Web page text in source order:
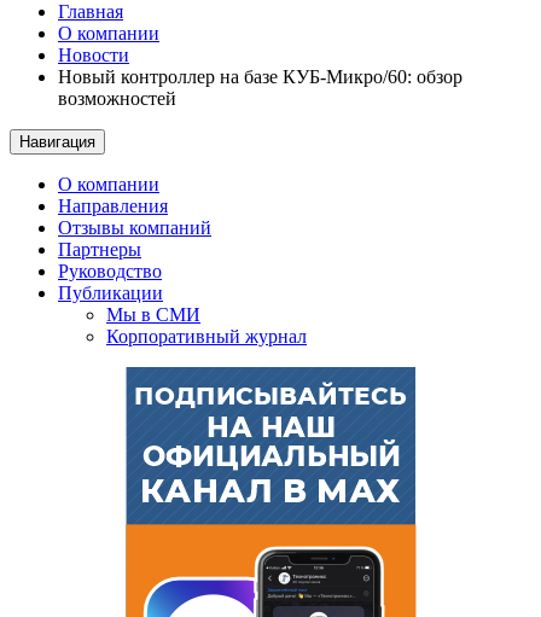
Главная
О компании
Новости
Новый контроллер на базе КУБ-Микро/60: обзор
возможностей
Навигация
О компании
Направления
Отзывы компаний
Партнеры
Руководство
Публикации
Мы в СМИ
Корпоративный журнал